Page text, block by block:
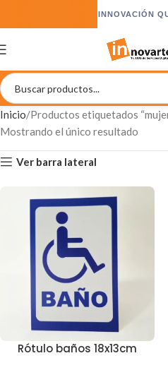
INNOVACIÓN
Inicio Productos etiquetados
Mostrando el único resultado
Ver barra lateral
Rótulo baños 18x13cm